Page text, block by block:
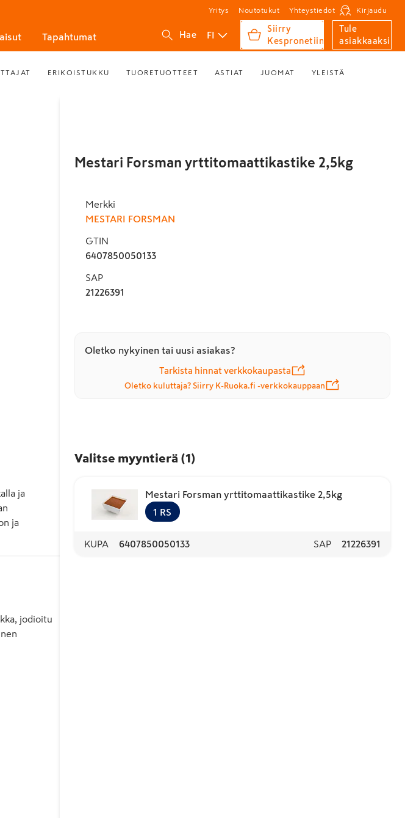
Yritys Noutotukut Yhteystiedot Kirjaudu
Tapahtumat Hae FI
Siirry
Kespronetiin
Tule
asiakkaaksi
ERIKOISTUKKU TUORETUOTTEET ASTIAT JUOMAT YLEISTÄ
ja
ja
jodioitu
Mestari Forsman yrttitomaattikastike 2,5kg
Merkki
MESTARI FORSMAN
GTIN
6407850050133
SAP
21226391
Oletko nykyinen tai uusi asiakas?
Tarkista hinnat verkkokaupasta
Oletko kuluttaja? Siirry K-Ruoka.fi -verkkokauppaan
Valitse myyntierä (1 )
Mestari Forsman yrttitomaattikastike 2,5kg
1 RS
KUPA 6407850050133 SAP 21226391